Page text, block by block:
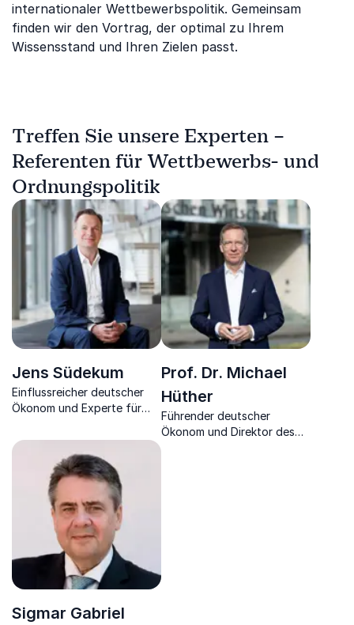
internationaler Wettbewerbspolitik. Gemeinsam
finden wir den Vortrag, der optimal zu Ihrem
Wissensstand und Ihren Zielen passt.
Treffen Sie unsere Experten –
Referenten für Wettbewerbs- und
Ordnungspolitik
Jens Südekum
Einflussreicher deutscher
Ökonom und Experte für
Digitalisierung, Handel- &
Finanzpolitik
Prof. Dr. Michael
Hüther
Führender deutscher
Ökonom und Direktor des
Sigmar Gabriel